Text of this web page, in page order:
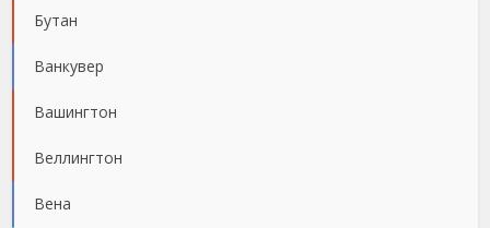
Бутан
Ванкувер
Вашингтон
Веллингтон
Вена